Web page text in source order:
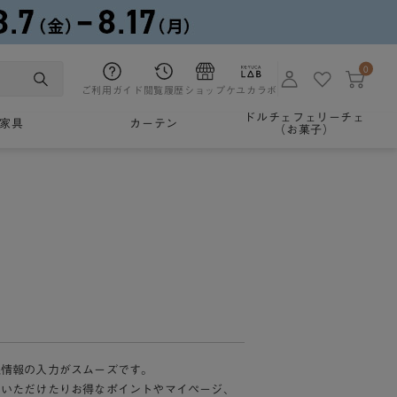
ご利用ガイド 閲覧履歴 ショップケユカラボ
0
家具 カーテン
ドルチェフェリーチェ
（お菓子）
報の入力がスムーズです。
ただけたりお得なポイントやマイページ、